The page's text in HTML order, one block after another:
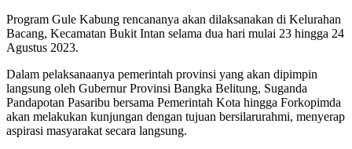
Program Gule Kabung rencananya akan dilaksanakan di Kelurahan
Bacang, Kecamatan Bukit Intan selama dua hari mulai 23 hingga 24
Agustus 2023.
Dalam pelaksanaanya pemerintah provinsi yang akan dipimpin
langsung oleh Gubernur Provinsi Bangka Belitung, Suganda
Pandapotan Pasaribu bersama Pemerintah Kota hingga Forkopimda
akan melakukan kunjungan dengan tujuan bersilarurahmi, menyerap
aspirasi masyarakat secara langsung.